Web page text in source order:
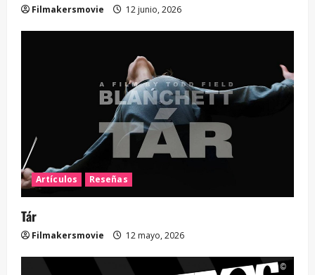
Filmakersmovie 12 junio, 2026
Artículos Reseñas
Tár
Filmakersmovie 12 mayo, 2026